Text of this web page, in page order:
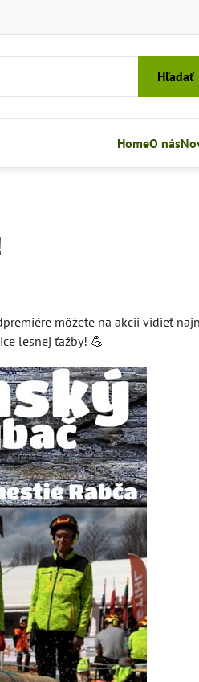
Hľadať
HomeO nás
môžete na akcii vidieť
lesnej ťažby! 💪